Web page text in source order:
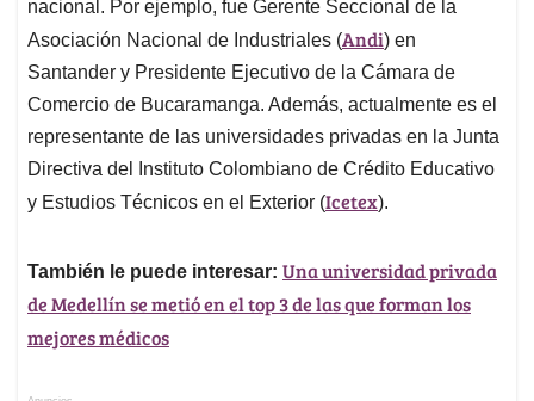
nacional. Por ejemplo, fue Gerente Seccional de la
Asociación Nacional de Industriales (Andi) en
Santander y Presidente Ejecutivo de la Cámara de
Comercio de Bucaramanga. Además, actualmente es el
representante de las universidades privadas en la Junta
Directiva del Instituto Colombiano de Crédito Educativo
y Estudios Técnicos en el Exterior (Icetex).
También le puede interesar: Una universidad privada
de Medellín se metió en el top 3 de las que forman los
mejores médicos